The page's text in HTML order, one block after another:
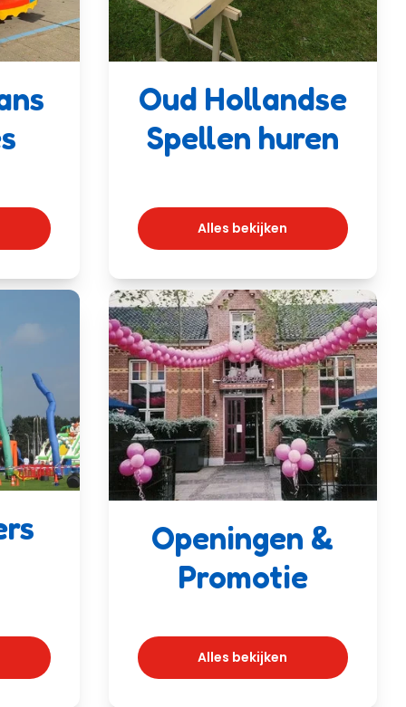
Oud Hollandse
Spellen huren
Alles bekijken
Openingen &
Promotie
Alles bekijken